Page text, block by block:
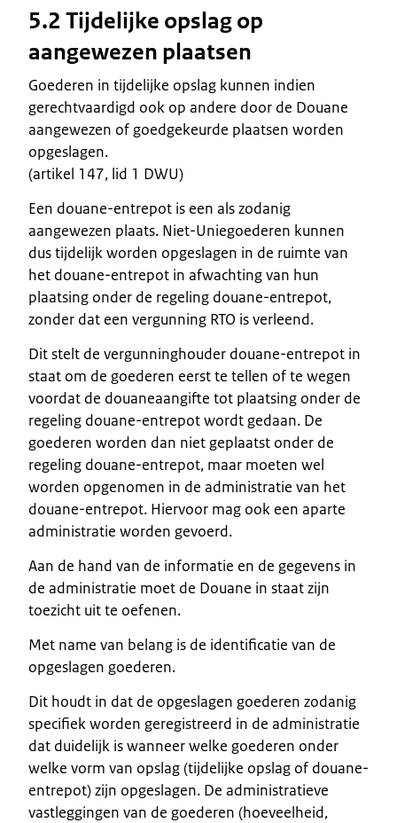
5.2 Tijdelijke opslag op
aangewezen plaatsen
Goederen in tijdelijke opslag kunnen indien
gerechtvaardigd ook op andere door de Douane
aangewezen of goedgekeurde plaatsen worden
opgeslagen.
(artikel 147, lid 1 DWU)
Een douane-entrepot is een als zodanig
aangewezen plaats. Niet-Uniegoederen kunnen
dus tijdelijk worden opgeslagen in de ruimte van
het douane-entrepot in afwachting van hun
plaatsing onder de regeling douane-entrepot,
zonder dat een vergunning RTO is verleend.
Dit stelt de vergunninghouder douane-entrepot in
staat om de goederen eerst te tellen of te wegen
voordat de douaneaangifte tot plaatsing onder de
regeling douane-entrepot wordt gedaan. De
goederen worden dan niet geplaatst onder de
regeling douane-entrepot, maar moeten wel
worden opgenomen in de administratie van het
douane-entrepot. Hiervoor mag ook een aparte
administratie worden gevoerd.
Aan de hand van de informatie en de gegevens in
de administratie moet de Douane in staat zijn
toezicht uit te oefenen.
Met name van belang is de identificatie van de
opgeslagen goederen.
Dit houdt in dat de opgeslagen goederen zodanig
specifiek worden geregistreerd in de administratie
dat duidelijk is wanneer welke goederen onder
welke vorm van opslag (tijdelijke opslag of douane-
entrepot) zijn opgeslagen. De administratieve
vastleggingen van de goederen (hoeveelheid,